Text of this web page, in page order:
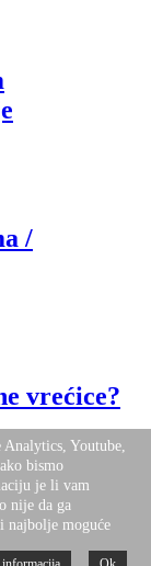
/
vrećice?
Volonterski centar
Analytics, Youtube,
bismo
je li vam
nije da ga
najbolje moguće